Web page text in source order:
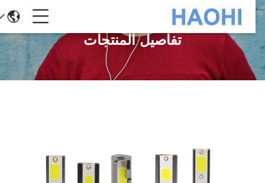
تفاصيل المنتجات